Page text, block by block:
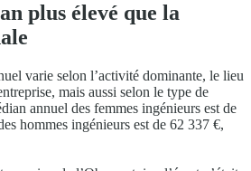
plus élevé que la
varie selon l’activité dominante, le lieu
mais aussi selon le type de
annuel des femmes ingénieurs est de
hommes ingénieurs est de 62 337 €,